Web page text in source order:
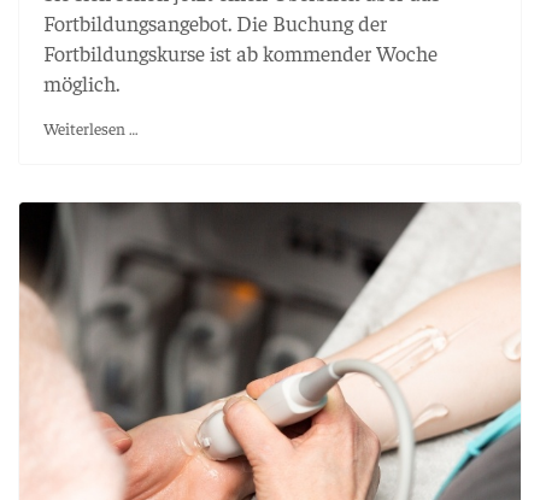
Fortbildungsangebot. Die Buchung der
Fortbildungskurse ist ab kommender Woche
möglich.
Weiterlesen …